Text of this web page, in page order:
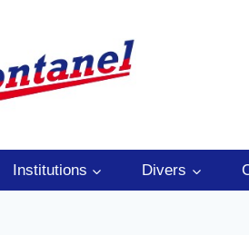
Institutions Divers